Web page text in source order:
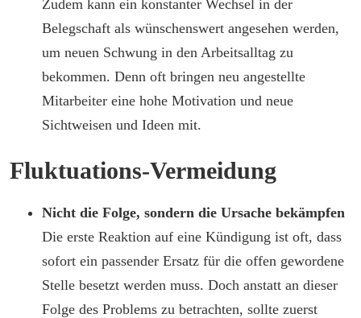
Zudem kann ein konstanter Wechsel in der
Belegschaft als wünschenswert angesehen werden,
um neuen Schwung in den Arbeitsalltag zu
bekommen. Denn oft bringen neu angestellte
Mitarbeiter eine hohe Motivation und neue
Sichtweisen und Ideen mit.
Fluktuations-Vermeidung
Nicht die Folge, sondern die Ursache bekämpfen
Die erste Reaktion auf eine Kündigung ist oft, dass
sofort ein passender Ersatz für die offen gewordene
Stelle besetzt werden muss. Doch anstatt an dieser
Folge des Problems zu betrachten, sollte zuerst